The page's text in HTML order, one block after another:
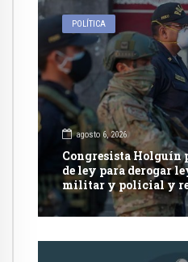
POLÍTICA
agosto 6, 2026
Congresista Holguín
de ley para derogar
militar y policial y
competencia de